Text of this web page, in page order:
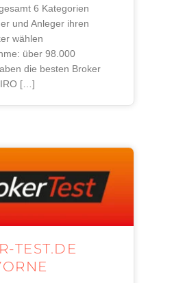
6 Kategorien
und Anleger ihren
wählen
über 98.000
die besten Broker
[…]
TEST.DE